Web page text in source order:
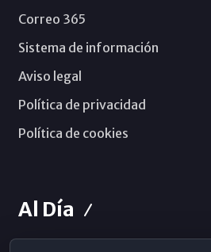
Correo 365
Sistema de información
Aviso legal
Política de privacidad
Política de cookies
Al Día